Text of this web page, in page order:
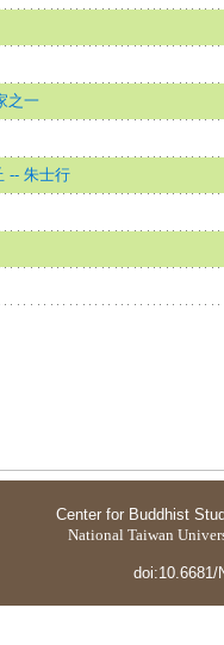
之一
-- 朱士行
Center for Buddhist
National Taiwan
doi:10.6681/